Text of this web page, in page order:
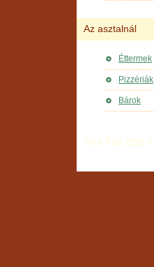
Az asztalnál
Éttermek
Pizzériák
Bárok
Pisa Tour 2026 ©